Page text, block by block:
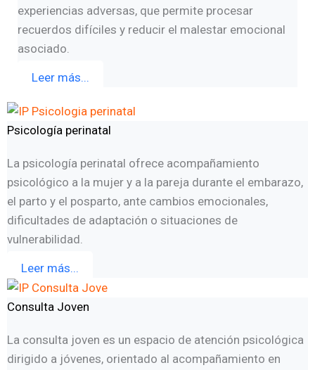
experiencias adversas, que permite procesar
recuerdos difíciles y reducir el malestar emocional
asociado.
Leer más...
Psicología perinatal
La psicología perinatal ofrece acompañamiento
psicológico a la mujer y a la pareja durante el embarazo,
el parto y el posparto, ante cambios emocionales,
dificultades de adaptación o situaciones de
vulnerabilidad.
Leer más...
Consulta Joven
La consulta joven es un espacio de atención psicológica
dirigido a jóvenes, orientado al acompañamiento en